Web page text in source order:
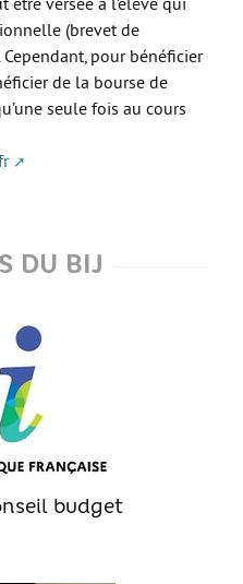
logement
?
logement
(brevet de
Cependant, pour bénéficier
de la bourse de
seule fois au cours
DU BIJ
budget